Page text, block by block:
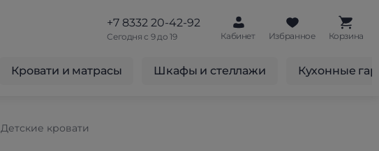
+7 8332 20-42-92
Сегодня с 9 до 19 Кабинет Избранное Корзина
Кровати и матрасы Шкафы и стеллажи Кухонные
Детские кровати